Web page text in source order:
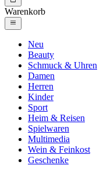
Warenkorb
Neu
Beauty
Schmuck & Uhren
Damen
Herren
Kinder
Sport
Heim & Reisen
Spielwaren
Multimedia
Wein & Feinkost
Geschenke